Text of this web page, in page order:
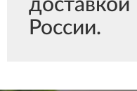
доставкой
России.